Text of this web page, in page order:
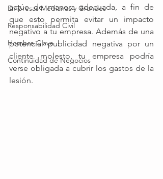
Empresas Medianas y Grandes
Responsabilidad Civil
Hombre Clave
Continuidad de Negocios
actúe de manera adecuada, a fin de
que esto permita evitar un impacto
negativo a tu empresa. Además de una
potencial publicidad negativa por un
cliente molesto, tu empresa podría
verse obligada a cubrir los gastos de la
lesión.